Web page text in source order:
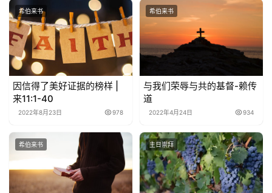
希伯来书
因信得了美好证据的榜样 |
来11:1-40
2022年8月23日 978
希伯来书
与我们荣辱与共的基督-赖传
道
2022年4月24日 934
希伯来书 主日崇拜